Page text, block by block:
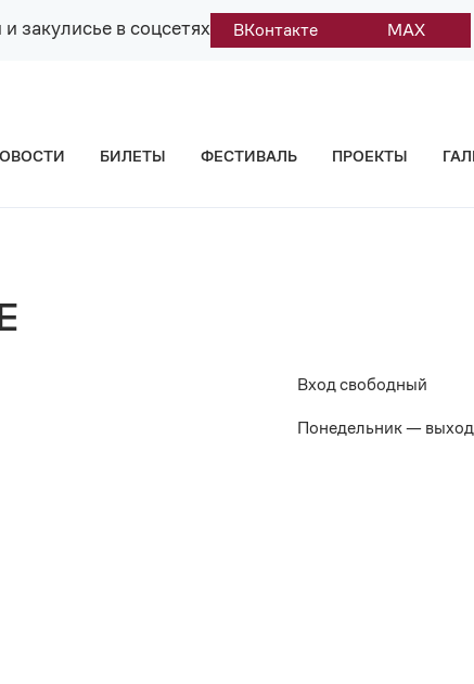
закулисье в соцсетях ВКонтакте MAX
БИЛЕТЫ ФЕСТИВАЛЬ ПРОЕКТЫ
Вход свободный
Понедельник —